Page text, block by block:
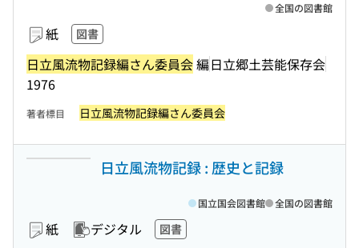
紙 図書
日立風流物記録編さん委員会編日立郷土芸能保存会
1976
全国の図書館
著者標目 日立風流物記録編さん委員会
日立風流物記録 : 歴史と記録
紙 デジタル 図書
国立国会図書館 全国の図書館